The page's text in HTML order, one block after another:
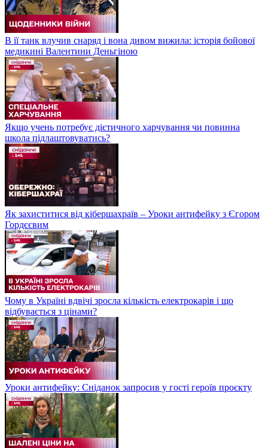
В її танк влучив снаряд і вона дивом вижила: історія бойової
медикині Валентини Деньгіною
Якщо учень потребує дієтичного харчування чи повинна
школа підлаштовуватись?
Як захиститися від кібершахраїв – Уроки антифейку з Єгором
Гордєєвим
Чому в Україні вдвічі зросла кількість електрокарів і що
відбувається з цінами?
Уроки антифейку: Сніданок запросив у гості героїв проєкту